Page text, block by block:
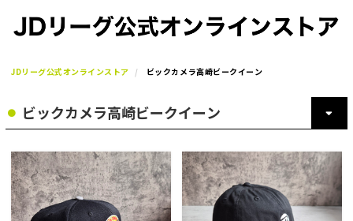
JDリーグ公式オンラインストア ビックカメラ高崎ビークイーン